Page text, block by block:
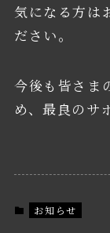
気になる方は
ださい。
今後も皆さま
め、最良のサ
お知らせ